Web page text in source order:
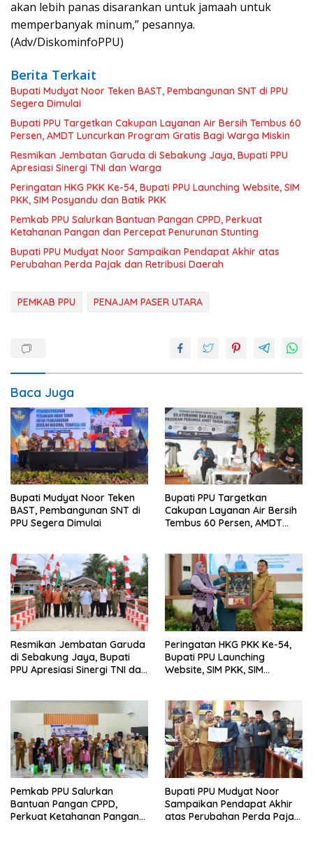
akan lebih panas disarankan untuk jamaah untuk
memperbanyak minum,” pesannya.
(Adv/DiskominfoPPU)
Berita Terkait
Bupati Mudyat Noor Teken BAST, Pembangunan SNT di PPU
Segera Dimulai
Bupati PPU Targetkan Cakupan Layanan Air Bersih Tembus 60
Persen, AMDT Luncurkan Program Gratis Bagi Warga Miskin
Resmikan Jembatan Garuda di Sebakung Jaya, Bupati PPU
Apresiasi Sinergi TNI dan Warga
Peringatan HKG PKK Ke-54, Bupati PPU Launching Website, SIM
PKK, SIM Posyandu dan Batik PKK
Pemkab PPU Salurkan Bantuan Pangan CPPD, Perkuat
Ketahanan Pangan dan Percepat Penurunan Stunting
Bupati PPU Mudyat Noor Sampaikan Pendapat Akhir atas
Perubahan Perda Pajak dan Retribusi Daerah
PEMKAB PPU PENAJAM PASER UTARA
Baca Juga
Bupati Mudyat Noor Teken
BAST, Pembangunan SNT di
PPU Segera Dimulai
Bupati PPU Targetkan
Cakupan Layanan Air Bersih
Tembus 60 Persen, AMDT
Resmikan Jembatan Garuda
di Sebakung Jaya, Bupati
PPU Apresiasi Sinergi TNI dan
Peringatan HKG PKK Ke-54,
Bupati PPU Launching
Website, SIM PKK, SIM
Pemkab PPU Salurkan
Bantuan Pangan CPPD,
Perkuat Ketahanan Pangan
Bupati PPU Mudyat Noor
Sampaikan Pendapat Akhir
atas Perubahan Perda Pajak